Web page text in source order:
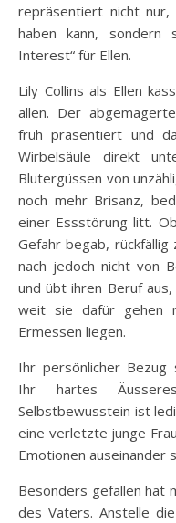
repräsentiert nicht nur,
haben kann,
Interest“ für Ellen.
Lily Collins als Ellen
allen. Der
früh präsentiert und
Wirbelsäule direkt
Blutergüssen von
noch mehr Brisanz,
einer Essstörung litt.
Gefahr begab,
nach jedoch nicht von
und übt ihren Beruf
weit sie dafür gehen
Ermessen liegen.
Ihr persönlicher Bezug
Ihr hartes
Selbstbewusstein ist
eine verletzte junge
Emotionen auseinander
Besonders gefallen hat
des Vaters. Anstelle